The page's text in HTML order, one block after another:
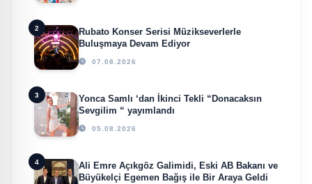
2
Rubato Konser Serisi Müzikseverlerle
Buluşmaya Devam Ediyor
07.08.2026
3
Yonca Samlı ‘dan İkinci Tekli “Donacaksın
Sevgilim “ yayımlandı
05.08.2026
4
Ali Emre Açıkgöz Galimidi, Eski AB Bakanı ve
Büyükelçi Egemen Bağış ile Bir Araya Geldi